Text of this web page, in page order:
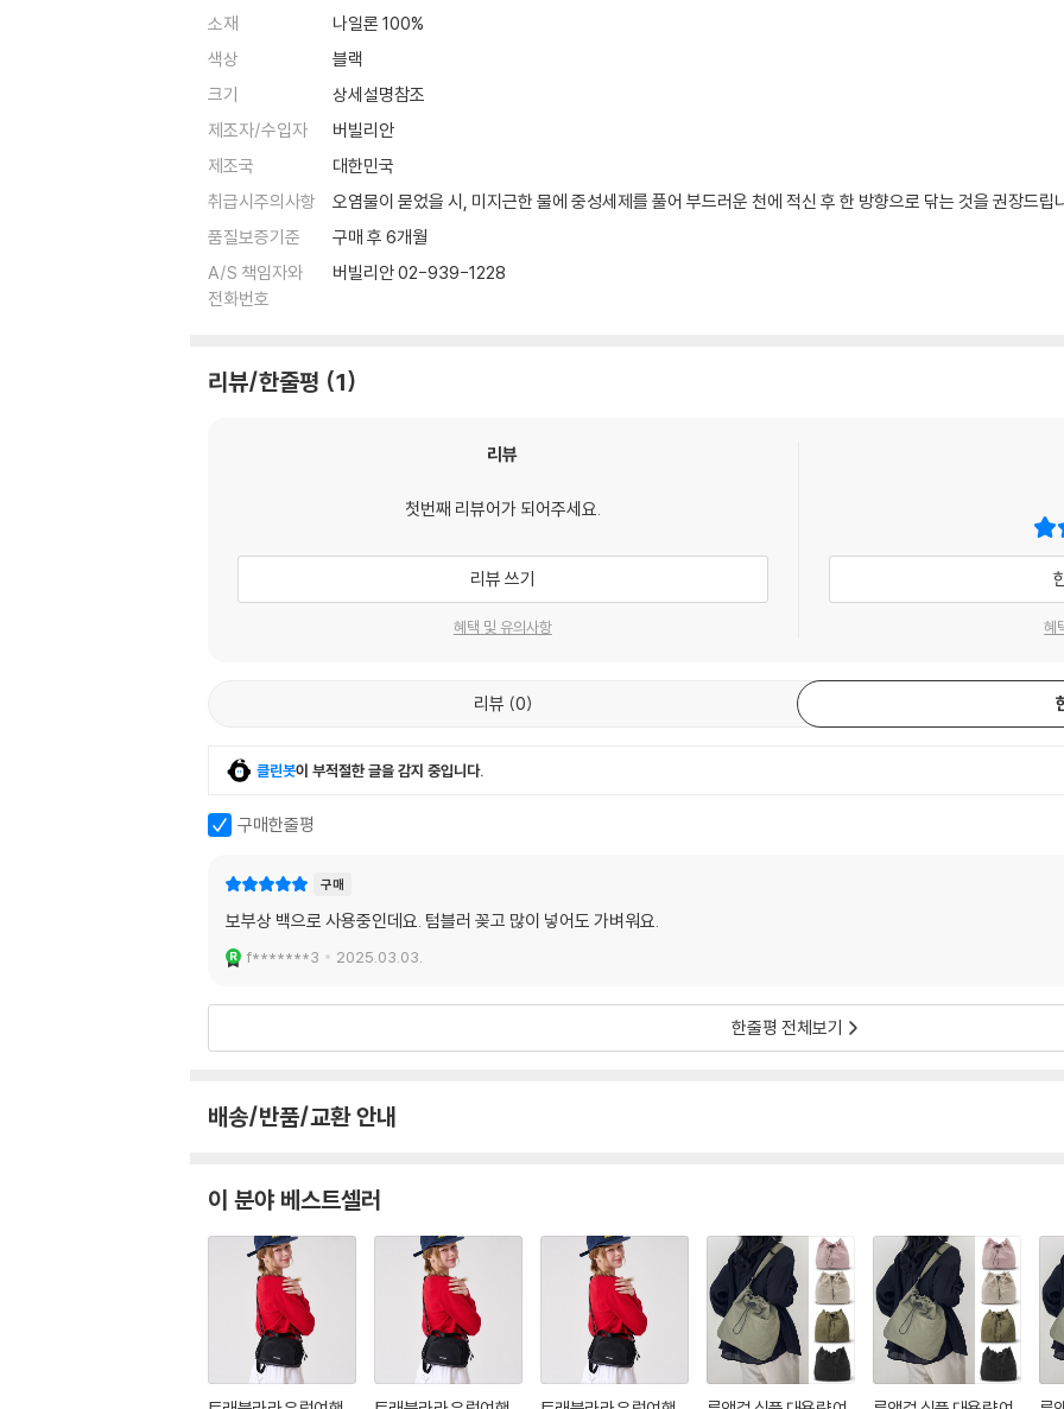
소재
나일론 100%
색상
블랙
크기
상세설명참조
제조자/수입자
버빌리안
제조국
대한민국
취급시주의사항
오염물이 묻었을 시, 미지근한 물에 중성세제를 풀어 부드러운 천에 적신 후 한 방향으로 닦는 것을 권장드립
품질보증기준
구매 후 6개월
A/S 책임자와
전화번호
버빌리안 02-939-1228
리뷰/한줄평 1
리뷰
첫번째 리뷰어가 되어주세요.
리뷰 쓰기
혜택 및 유의사항 혜
리뷰 0
클린봇이 부적절한 글을 감지 중입니다.
구매한줄평
구매
보부상 백으로 사용중인데요. 텀블러 꽂고 많이 넣어도 가벼워요.
f*******3 2025.03.03.
한줄평 전체보기
배송/반품/교환 안내
이 분야 베스트셀러